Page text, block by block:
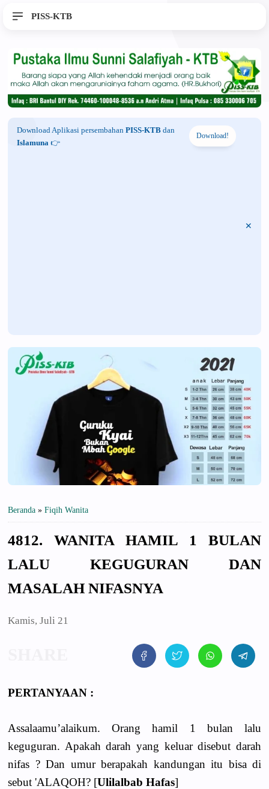
PISS-KTB
Download Aplikasi persembahan PISS-KTB dan
Islamuna 👉
Download!
Beranda » Fiqih Wanita
4812. WANITA HAMIL 1 BULAN
LALU KEGUGURAN DAN
MASALAH NIFASNYA
Kamis, Juli 21
PERTANYAAN :
Assalaamu’alaikum. Orang hamil 1 bulan lalu
keguguran. Apakah darah yang keluar disebut darah
nifas ? Dan umur berapakah kandungan itu bisa di
sebut 'ALAQOH? [Ulilalbab Hafas]